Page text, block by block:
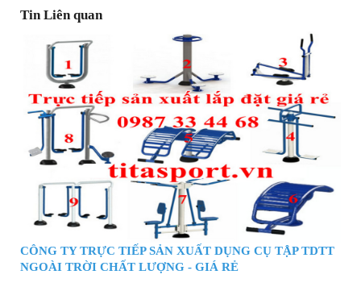
Tin Liên quan
CÔNG TY TRỰC TIẾP SẢN XUẤT DỤNG CỤ TẬP TDTT
NGOÀI TRỜI CHẤT LƯỢNG - GIÁ RẺ